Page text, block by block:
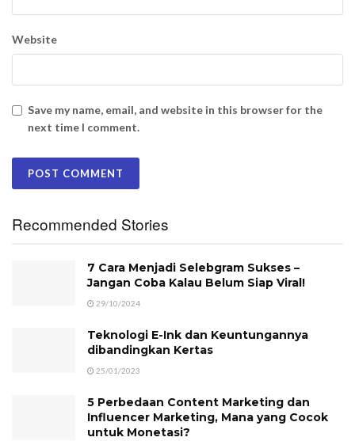
Website
Save my name, email, and website in this browser for the
next time I comment.
Recommended Stories
7 Cara Menjadi Selebgram Sukses –
Jangan Coba Kalau Belum Siap Viral!
29/10/2024
Teknologi E-Ink dan Keuntungannya
dibandingkan Kertas
25/01/2023
5 Perbedaan Content Marketing dan
Influencer Marketing, Mana yang Cocok
untuk Monetasi?